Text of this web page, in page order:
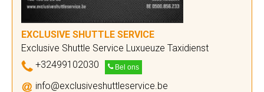
EXCLUSIVE SHUTTLE SERVICE
Exclusive Shuttle Service Luxueuze Taxidienst
+32499102030
Bel ons
info@exclusiveshuttleservice.be